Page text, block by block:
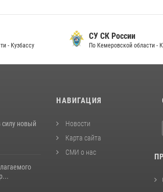
СУ СК России
По Кемеровской области -
силу новый
НАВИГАЦИЯ
Новости
Карта сайта
СМИ о нас